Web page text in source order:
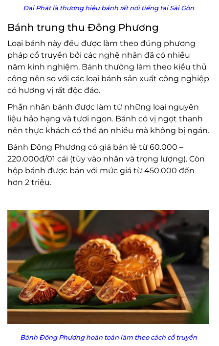
Đại Phát là thương hiệu bánh rất nổi tiếng tại Sài Gòn
Bánh trung thu Đông Phương
Loại bánh này đều được làm theo đúng phương
pháp cổ truyền bởi các nghệ nhân đã có nhiều
năm kinh nghiệm. Bánh thường làm theo kiểu thủ
công nên so với các loại bánh sản xuất công nghiệp
có hương vị rất độc đáo.
Phần nhân bánh được làm từ những loại nguyên
liệu hảo hạng và tươi ngon. Bánh có vị ngọt thanh
nên thực khách có thể ăn nhiều mà không bị ngán.
Bánh Đông Phương có giá bán lẻ từ 60.000 –
220.000đ/01 cái (tùy vào nhân và trọng lượng). Còn
hộp bánh được bán với mức giá từ 450.000 đến
hơn 2 triệu.
Bánh Đông Phương hoàn toàn làm theo cách cổ truyền